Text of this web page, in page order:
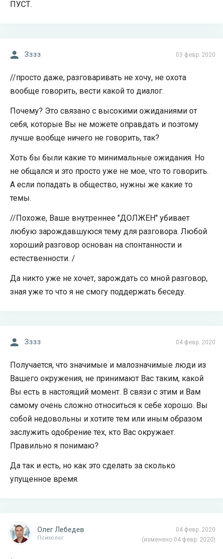
ПУСТ.
03 февр. 2020
Зззз
//просто даже, разговаривать не хочу, не охота
вообще говорить, вести какой то диалог.
Почему? Это связано с высокими ожиданиями от
себя, которые Вы не можете оправдать и поэтому
лучше вообще ничего не говорить, так?
Хоть бы были какие то минимальные ожидания. Но
не общался и это просто уже не мое, что то говорить.
А если попадать в общество, нужны же какие то
темы.
//Похоже, Ваше внутреннее "ДОЛЖЕН" убивает
любую зарождавшуюся тему для разговора. Любой
хороший разговор основан на спонтанности и
естественности. /
Да никто уже не хочет, зарождать со мной разговор,
зная уже то что я не смогу поддержать беседу.
04 февр. 2020
Зззз
Получается, что значимые и малозначимые люди из
Вашего окружения, не принимают Вас таким, какой
Вы есть в настоящий момент. В связи с этим и Вам
самому очень сложно относиться к себе хорошо. Вы
собой недовольны и хотите тем или иным образом
заслужить одобрение тех, кто Вас окружает.
Правильно я понимаю?
Да так и есть, но как это сделать за сколько
упущенное время.
04 февр. 2020
(изменено 04 февр. 2020)
Олег Лебедев
Психолог